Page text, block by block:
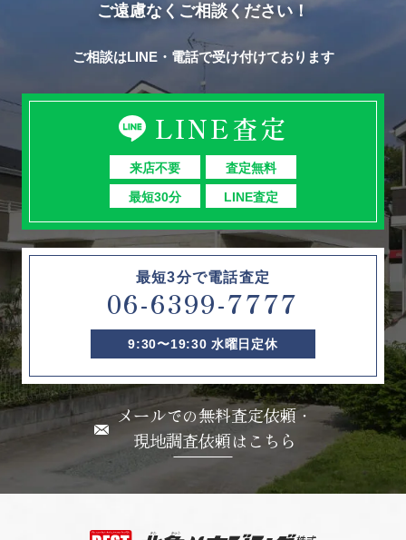
ご遠慮なくご相談ください！
ご相談はLINE・電話で受け付けております
LINE査定
来店不要
査定無料
最短30分
LINE査定
最短3分で電話査定
06-6399-7777
9:30〜19:30 水曜日定休
メールでの無料査定依頼・
現地調査依頼はこちら